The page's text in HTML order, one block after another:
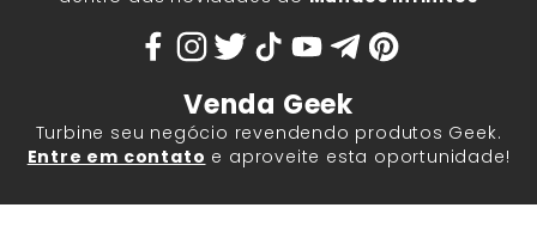
Venda Geek
Turbine seu negócio revendendo produtos Geek.
Entre em contato e aproveite esta oportunidade!